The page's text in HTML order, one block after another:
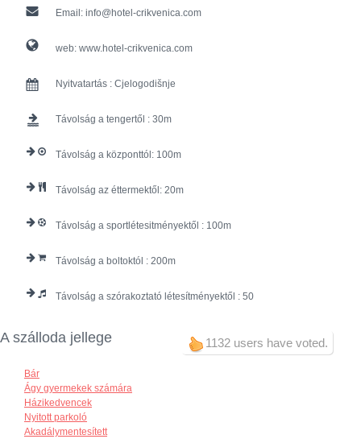
Email: info@hotel-crikvenica.com
web: www.hotel-crikvenica.com
Nyitvatartás : Cjelogodišnje
Távolság a tengertől : 30
Távolság a központtól: 100
Távolság az éttermektől: 20
Távolság a sportlétesitményektől : 100
Távolság a boltoktól : 200
Távolság a szórakoztató létesítményektől : 50
1132 users have voted.
A szálloda jellege
Bár
Ágy gyermekek számára
Házikedvencek
Nyitott parkoló
Akadálymentesített